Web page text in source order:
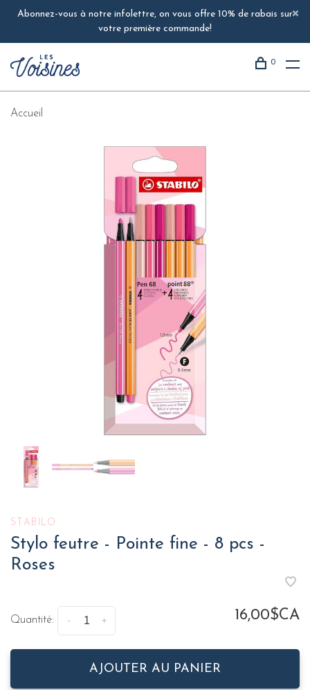
Abonnez-vous à notre infolettre, on vous offre 10% de rabais sur
votre première commande!
0
Accueil
STABILO
Stylo feutre - Pointe fine - 8 pcs -
Roses
Quantité: +
- 16,00$CA
AJOUTER AU PANIER